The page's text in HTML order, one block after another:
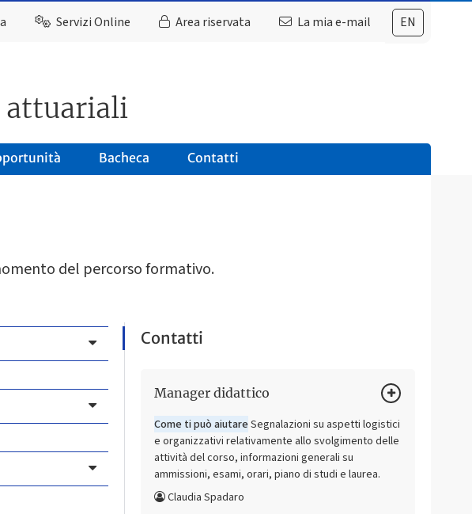
EN
Servizi Online Area riservata La mia e-mail
attuariali
Bacheca Contatti
del percorso formativo.
Contatti
Manager didattico
Come ti può aiutareSegnalazioni su aspetti logistici
e organizzativi relativamente allo svolgimento delle
attività del corso, informazioni generali su
ammissioni, esami, orari, piano di studi e laurea.
Claudia Spadaro